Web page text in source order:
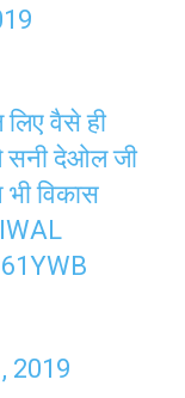
वैसे ही
सनी देओल जी
विकास
2019